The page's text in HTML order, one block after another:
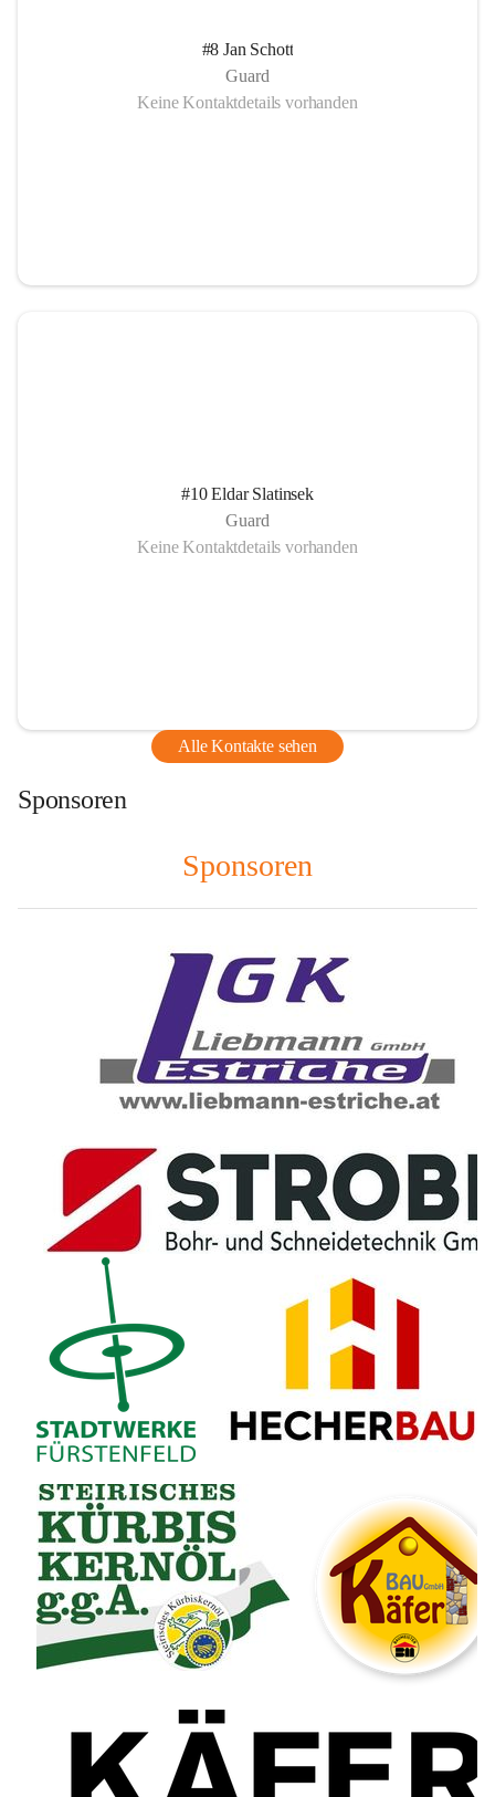
#8 Jan Schott
Guard
Keine Kontaktdetails vorhanden
#10 Eldar Slatinsek
Guard
Keine Kontaktdetails vorhanden
Alle Kontakte sehen
Sponsoren
Sponsoren